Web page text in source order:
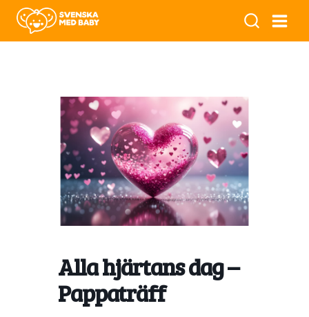
Alla hjärtans dag –
Pappaträff